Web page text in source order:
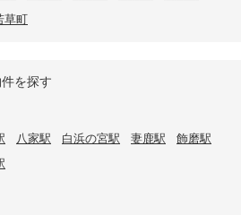
草町
を探す
八家駅 白浜の宮駅 妻鹿駅
飾磨駅